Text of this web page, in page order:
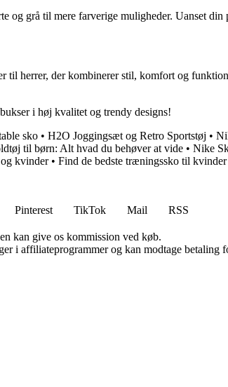
og grå til mere farverige muligheder. Uanset
herrer, der kombinerer stil, komfort og
i høj kvalitet og trendy designs!
sko • H2O Joggingsæt og Retro Sportstøj •
til børn: Alt hvad du behøver at vide • Nike
kvinder• Find de bedste træningssko til kvinder
Pinterest TikTok Mail
RSS
kan give os kommission ved køb.
i affiliateprogrammer og kan modtage